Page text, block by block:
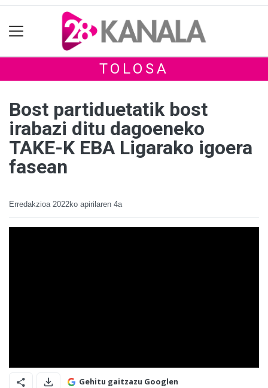
TOLOSA
Bost partiduetatik bost
irabazi ditu dagoeneko
TAKE-K EBA Ligarako igoera
fasean
Erredakzioa 2022ko apirilaren 4a
Gehitu gaitzazu Googlen